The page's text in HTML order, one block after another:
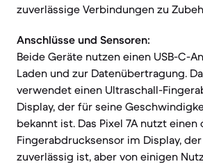
zuverlässige Verbindungen zu
Anschlüsse und Sensoren:
Beide Geräte nutzen einen USB-C-
Laden und zur Datenübertragung.
verwendet einen Ultraschall-
Display, der für seine
bekannt ist. Das Pixel 7A nutzt
Fingerabdrucksensor im Display,
zuverlässig ist, aber von einigen